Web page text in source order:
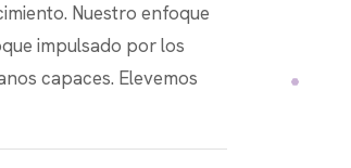
Nuestro enfoque
impulsado por los
capaces. Elevemos